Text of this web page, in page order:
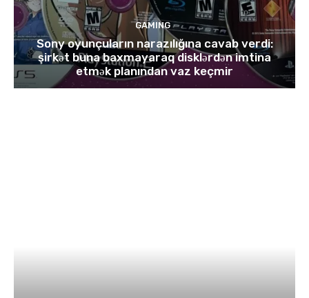
GAMING
Sony oyunçuların narazılığına cavab verdi:
şirkət buna baxmayaraq disklərdən imtina
etmək planından vaz keçmir